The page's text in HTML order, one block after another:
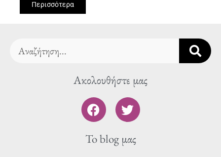
Περισσότερα
Search
Ακολουθήστε μας
F
a
c
e
T
w
i
t
To blog μας